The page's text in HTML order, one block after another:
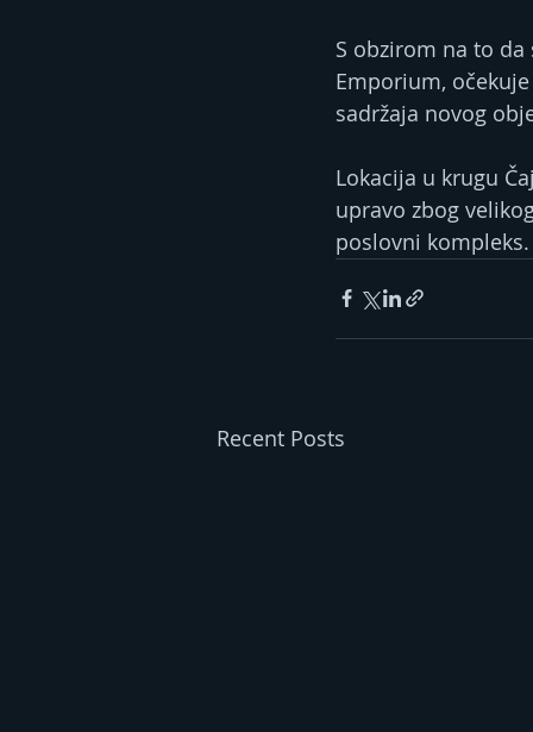
S obzirom na to
Emporium,
sadržaja novog
Lokacija u krugu
upravo zbog
poslovni kompleks.
Recent Posts